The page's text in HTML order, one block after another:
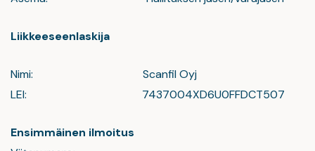
Liikkeeseenlaskija
Nimi: Scanfil Oyj
LEI: 7437004XD6U0FFDCT507
Ensimmäinen ilmoitus